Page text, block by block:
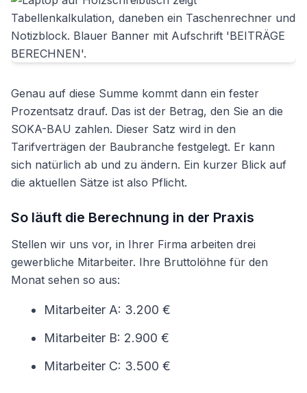
Genau auf diese Summe kommt dann ein fester
Prozentsatz drauf. Das ist der Betrag, den Sie an die
SOKA-BAU zahlen. Dieser Satz wird in den
Tarifverträgen der Baubranche festgelegt. Er kann
sich natürlich ab und zu ändern. Ein kurzer Blick auf
die aktuellen Sätze ist also Pflicht.
So läuft die Berechnung in der Praxis
Stellen wir uns vor, in Ihrer Firma arbeiten drei
gewerbliche Mitarbeiter. Ihre Bruttolöhne für den
Monat sehen so aus:
Mitarbeiter A: 3.200 €
Mitarbeiter B: 2.900 €
Mitarbeiter C: 3.500 €